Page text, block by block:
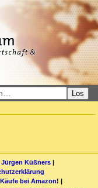
Los
Jürgen Küßners |
Käufe bei Amazon! |